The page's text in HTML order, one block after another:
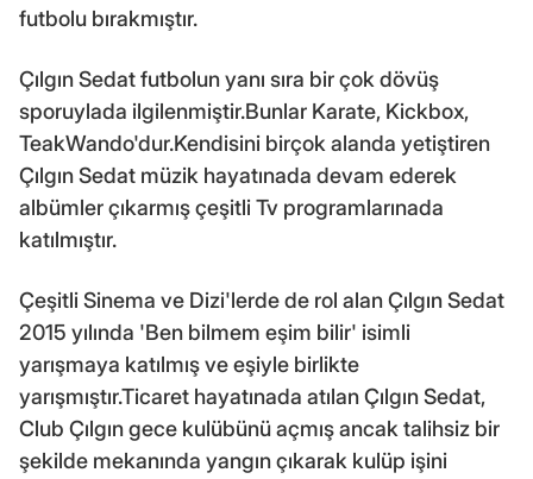
futbolu bırakmıştır.
Çılgın Sedat futbolun yanı sıra bir çok dövüş
sporuylada ilgilenmiştir.Bunlar Karate, Kickbox,
TeakWando'dur.Kendisini birçok alanda yetiştiren
Çılgın Sedat müzik hayatınada devam ederek
albümler çıkarmış çeşitli Tv programlarınada
katılmıştır.
Çeşitli Sinema ve Dizi'lerde de rol alan Çılgın Sedat
2015 yılında 'Ben bilmem eşim bilir' isimli
yarışmaya katılmış ve eşiyle birlikte
yarışmıştır.Ticaret hayatınada atılan Çılgın Sedat,
Club Çılgın gece kulübünü açmış ancak talihsiz bir
şekilde mekanında yangın çıkarak kulüp işini